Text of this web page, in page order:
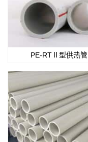
PE-RTⅡ型供热管